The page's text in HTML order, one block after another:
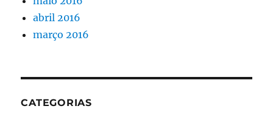
abril 2016
março 2016
CATEGORIAS